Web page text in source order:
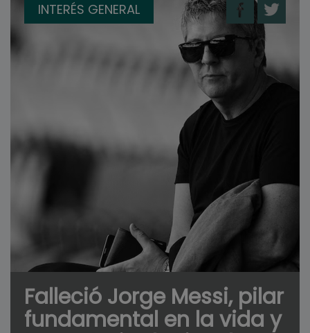
INTERÉS GENERAL
Falleció Jorge Messi, pilar
fundamental en la vida y